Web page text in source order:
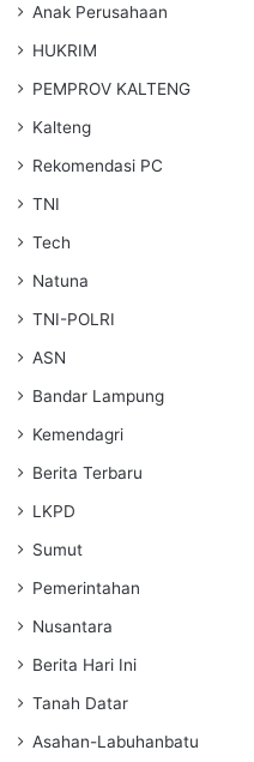
Anak Perusahaan
HUKRIM
PEMPROV KALTENG
Kalteng
Rekomendasi PC
TNI
Tech
Natuna
TNI-POLRI
ASN
Bandar Lampung
Kemendagri
Berita Terbaru
LKPD
Sumut
Pemerintahan
Nusantara
Berita Hari Ini
Tanah Datar
Asahan-Labuhanbatu